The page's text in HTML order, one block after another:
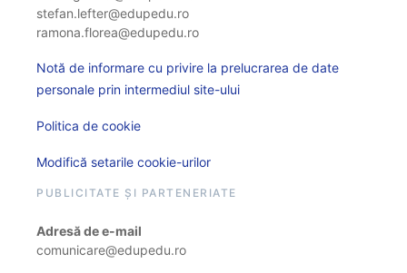
stefan.lefter@edupedu.ro
ramona.florea@edupedu.ro
Notă de informare cu privire la prelucrarea de date
personale prin intermediul site-ului
Politica de cookie
Modifică setarile cookie-urilor
PUBLICITATE ȘI PARTENERIATE
Adresă de e-mail
comunicare@edupedu.ro